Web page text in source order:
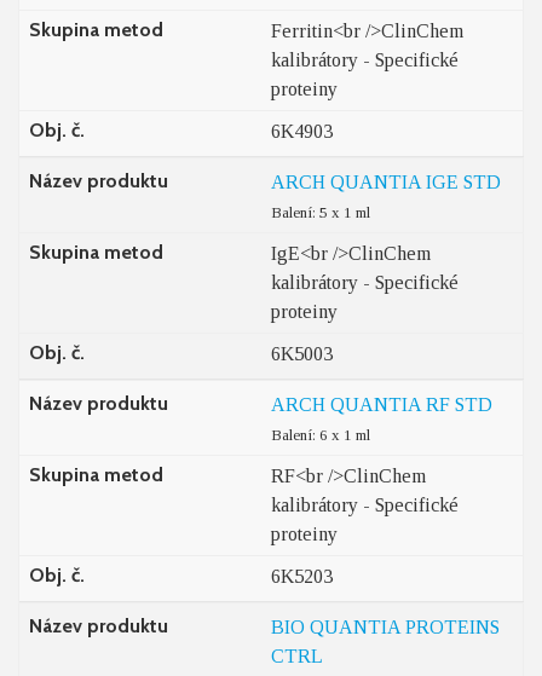
Skupina metod
Ferritin<br />ClinChem
kalibrátory - Specifické
proteiny
Obj. č. 6K4903
Název produktu ARCH QUANTIA IGE STD
Balení: 5 x 1 ml
Skupina metod
IgE<br />ClinChem
kalibrátory - Specifické
proteiny
Obj. č. 6K5003
Název produktu ARCH QUANTIA RF STD
Balení: 6 x 1 ml
Skupina metod
RF<br />ClinChem
kalibrátory - Specifické
proteiny
Obj. č. 6K5203
Název produktu
BIO QUANTIA PROTEINS
CTRL